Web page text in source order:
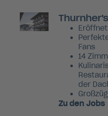
Fans
14
der
Zu den Jobs